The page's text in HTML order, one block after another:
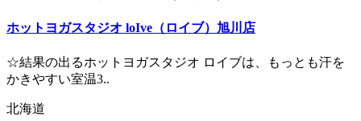
ホットヨガスタジオ loIve（ロイブ）旭川店
☆結果の出るホットヨガスタジオ ロイブは、もっとも汗を
かきやすい室温3..
北海道